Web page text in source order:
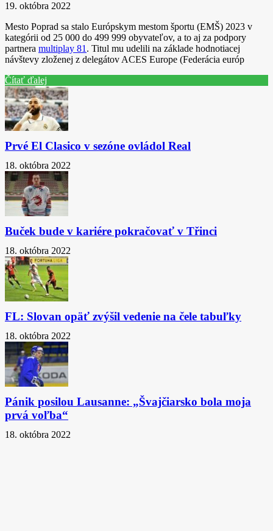
19. októbra 2022
Mesto Poprad sa stalo Európskym mestom športu (EMŠ) 2023 v
kategórii od 25 000 do 499 999 obyvateľov, a to aj za podpory
partnera multiplay 81 . Titul mu udelili na základe hodnotiacej
návštevy zloženej z delegátov ACES Europe (Federácia európ
Čítať ďalej
Prvé El Clasico v sezóne ovládol Real
18. októbra 2022
Buček bude v kariére pokračovať v Třinci
18. októbra 2022
FL: Slovan opäť zvýšil vedenie na čele tabuľky
18. októbra 2022
Pánik posilou Lausanne: „Švajčiarsko bola moja
prvá voľba“
18. októbra 2022